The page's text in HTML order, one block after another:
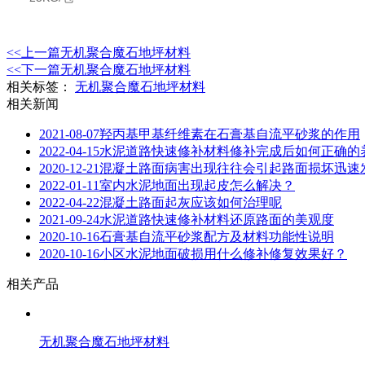
<<上一篇无机聚合魔石地坪材料
<<下一篇无机聚合魔石地坪材料
相关标签： 无机聚合魔石地坪材料
相关新闻
2021-08-07羟丙基甲基纤维素在石膏基自流平砂浆的作用
2022-04-15水泥道路快速修补材料修补完成后如何正确的
2020-12-21混凝土路面病害出现往往会引起路面损坏迅速
2022-01-11室内水泥地面出现起皮怎么解决？
2022-04-22混凝土路面起灰应该如何治理呢
2021-09-24水泥道路快速修补材料还原路面的美观度
2020-10-16石膏基自流平砂浆配方及材料功能性说明​
2020-10-16小区水泥地面破损用什么修补修复效果好？
相关产品
无机聚合魔石地坪材料